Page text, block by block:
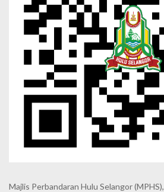
Majlis Perbandaran Hulu Selangor (MPHS),